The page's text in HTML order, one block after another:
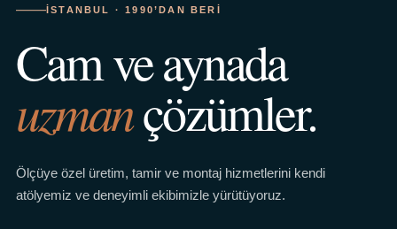
İSTANBUL · 1990’DAN BERI
Cam ve aynada
uzmançözümler.
Ölçüye özel üretim, tamir ve montaj hizmetlerini kendi
atölyemiz ve deneyimli ekibimizle yürütüyoruz.